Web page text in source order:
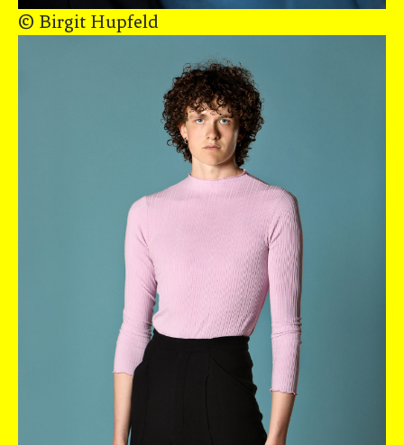
© Birgit Hupfeld